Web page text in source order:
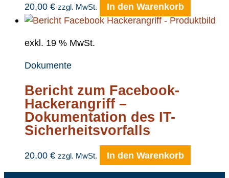
20,00 € zzgl. MwSt. In den Warenkorb
exkl. 19 % MwSt.
Dokumente
Bericht zum Facebook-
Hackerangriff –
Dokumentation des IT-
Sicherheitsvorfalls
20,00 € zzgl. MwSt. In den Warenkorb